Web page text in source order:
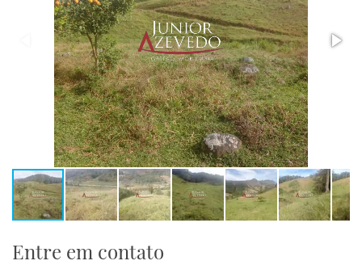
Entre em contato